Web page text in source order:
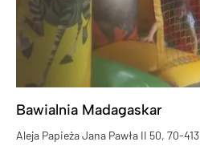
Bawialnia Madagaskar
Aleja Papieża Jana Pawła II 50, 70-